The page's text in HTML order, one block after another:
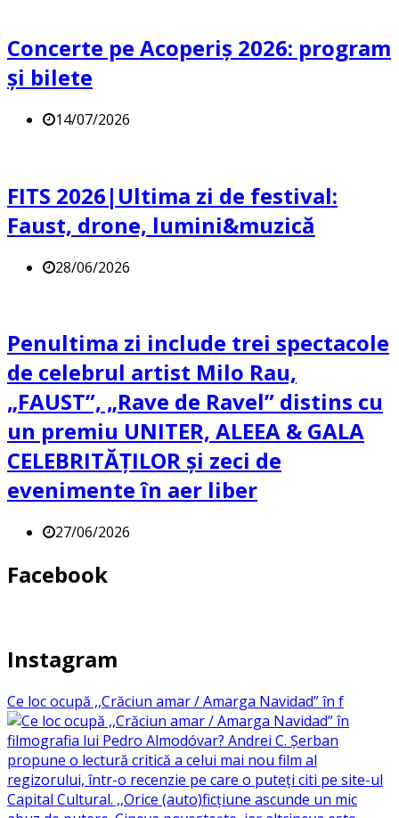
Concerte pe Acoperiș 2026: program
și bilete
14/07/2026
FITS 2026|Ultima zi de festival:
Faust, drone, lumini&muzică
28/06/2026
Penultima zi include trei spectacole
de celebrul artist Milo Rau,
„FAUST”, „Rave de Ravel” distins cu
un premiu UNITER, ALEEA & GALA
CELEBRITĂȚILOR și zeci de
evenimente în aer liber
27/06/2026
Facebook
Instagram
Ce loc ocupă ,,Crăciun amar / Amarga Navidad” în f